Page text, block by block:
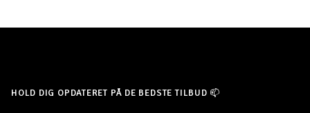
HOLD DIG OPDATERET PÅ DE BEDSTE TILBUD 📫